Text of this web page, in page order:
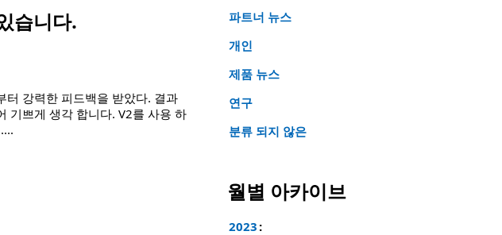
습니다.
터 강력한 피드백을 받았다. 결과
기쁘게 생각 합니다. V2를 사용 하
....
파트너 뉴스
개인
제품 뉴스
연구
분류 되지 않은
월별 아카이브
2023 :